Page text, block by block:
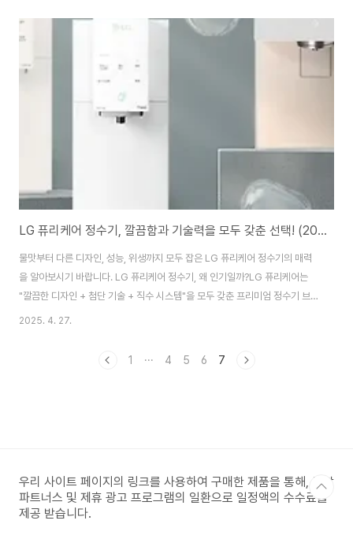
고 여권 신청하시기 바랍니다. 대리 수령 방법은?대리 수령 방법으로는 여권 신
청 시 '우편배송 서비스' 신청, 배송 도착 시 대리인이 본인 신분증과 대리인 신
이름, 관계 기재는 필수 아니며 신분증(주민등록증, 운전면허증, 여권 등)만 있
LG 퓨리케어 정수기, 깔끔함과 기술력을 모두 갖춘 선택! (2025년 최신)
물맛부터 다른 디자인, 성능, 위생까지 모두 잡은 LG 퓨리케어 정수기의 매력
을 알아보시기 바랍니다. LG 퓨리케어 정수기, 왜 인기일까?LG 퓨리케어는
"깔끔한 디자인 + 첨단 기술 + 직수 시스템"을 모두 갖춘 프리미엄 정수기 브
랜드이며 직수형 정수기로 항상 신선한 물 제공 무관수 시스템(탱크 없음)으로
들과 신혼부부, 가족 단위 사용자들에게 인기가 높습니다. (코웨이 정수기
2025. 4. 27.
1 ··· 4 5 6 7
우리 사이트 페이지의 링크를 사용하여 구매한 제품을 통해, 쿠팡
파트너스 및 제휴 광고 프로그램의 일환으로 일정액의 수수료를
제공 받습니다.